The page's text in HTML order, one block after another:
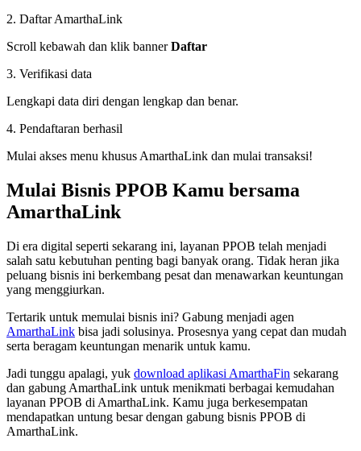
2. Daftar AmarthaLink
Scroll kebawah dan klik bannerDaftar
3. Verifikasi data
Lengkapi data diri dengan lengkap dan benar.
4. Pendaftaran berhasil
Mulai akses menu khusus AmarthaLink dan mulai transaksi!
Mulai Bisnis PPOB Kamu bersama
AmarthaLink
Di era digital seperti sekarang ini, layanan PPOB telah menjadi
salah satu kebutuhan penting bagi banyak orang. Tidak heran jika
peluang bisnis ini berkembang pesat dan menawarkan keuntungan
yang menggiurkan.
Tertarik untuk memulai bisnis ini? Gabung menjadi agen
AmarthaLink bisa jadi solusinya. Prosesnya yang cepat dan mudah
serta beragam keuntungan menarik untuk kamu.
Jadi tunggu apalagi, yuk download aplikasi AmarthaFin sekarang
dan gabung AmarthaLink untuk menikmati berbagai kemudahan
layanan PPOB di AmarthaLink. Kamu juga berkesempatan
mendapatkan untung besar dengan gabung bisnis PPOB di
AmarthaLink.